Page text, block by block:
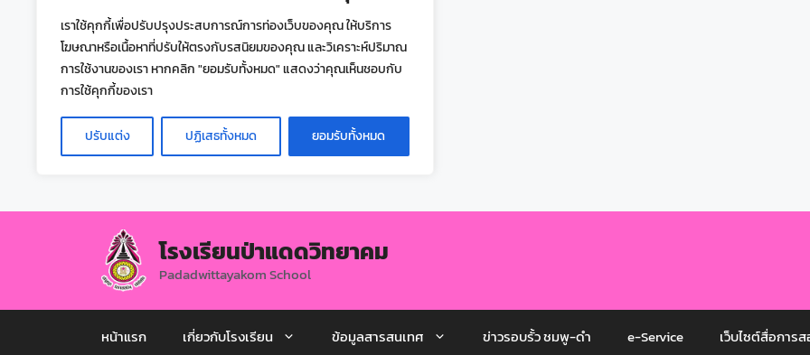
เราใช้คุกกี้เพื่อปรับปรุงประสบการณ์การท่องเว็บของคุณ ให้บริการ
โฆษณาหรือเนื้อหาที่ปรับให้ตรงกับรสนิยมของคุณ และวิเคราะห์ปริมาณ
การใช้งานของเรา หากคลิก "ยอมรับทั้งหมด" แสดงว่าคุณเห็นชอบกับ
การใช้คุกกี้ของเรา
ปรับแต่ง ปฏิเสธทั้งหมด ยอมรับทั้งหมด
โรงเรียนป่าแดดวิทยาคม
Padadwittayakom School
หน้าแรก เกี่ยวกับโรงเรียน ข้อมูลสารสนเทศ ข่าวรอบรั้ว ชมพู-ดำ e-Service เว็บไซต์สื่อการ